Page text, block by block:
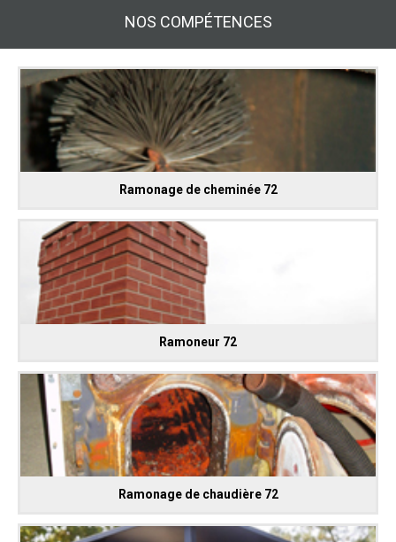
NOS COMPÉTENCES
Ramonage de cheminée 72
Ramoneur 72
Ramonage de chaudière 72